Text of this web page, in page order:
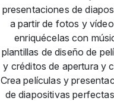
presentaciones de
a partir de fotos y
enriquécelas con
plantillas de diseño de
y créditos de apertura y
Crea películas y
de diapositivas